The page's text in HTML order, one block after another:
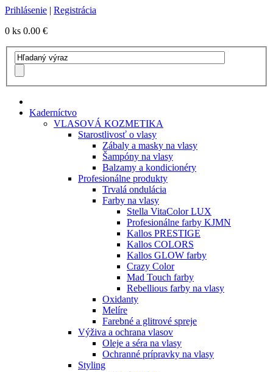
Prihlásenie | Registrácia
0 ks 0.00 €
Kaderníctvo
VLASOVÁ KOZMETIKA
Starostlivosť o vlasy
Zábaly a masky na vlasy
Šampóny na vlasy
Balzamy a kondicionéry
Profesionálne produkty
Trvalá ondulácia
Farby na vlasy
Stella VitaColor LUX
Profesionálne farby KJMN
Kallos PRESTIGE
Kallos COLORS
Kallos GLOW farby
Crazy Color
Mad Touch farby
Rebellious farby na vlasy
Oxidanty
Melíre
Farebné a glitrové spreje
Výživa a ochrana vlasov
Oleje a séra na vlasy
Ochranné prípravky na vlasy
Styling